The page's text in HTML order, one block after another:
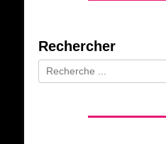
Rechercher
Rechercher :